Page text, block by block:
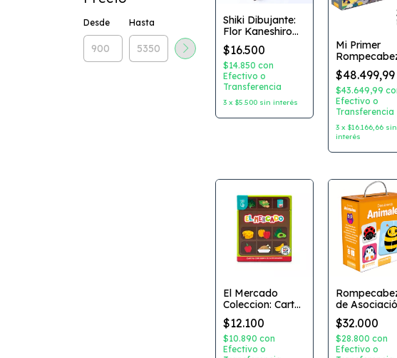
Desde Hasta
Shiki Dibujante:
Flor Kaneshiro
Editorial: Maldon
$16.500
$14.850 con
Efectivo o
Transferencia
3 x $5.500 sin interés
Mi Primer
de Piso Extra
Largo X 30
Piezas
$48.499,99
$43.649,99
Efectivo o
Transferencia
3 x$16.166,66 sin
interés
El Mercado
Coleccion: Cartas
Educativas en
Español Editorial:
Barco de Papel
$12.100
$10.890 con
Efectivo o
de
Descubriendo
Animales /
Descubriendo
Formas
$32.000
$28.800con
Efectivo o